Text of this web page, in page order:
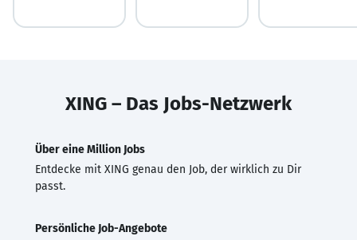
XING – Das Jobs-Netzwerk
Über eine Million Jobs
Entdecke mit XING genau den Job, der wirklich zu Dir
passt.
Persönliche Job-Angebote